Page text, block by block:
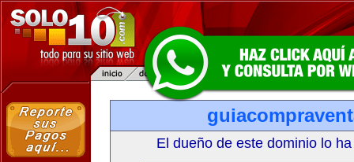
El dueño de este dominio lo